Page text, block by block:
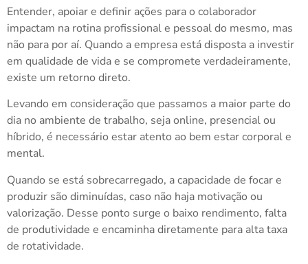
Entender, apoiar e definir ações para o colaborador
impactam na rotina profissional e pessoal do mesmo, mas
não para por aí. Quando a empresa está disposta a investir
em qualidade de vida e se compromete verdadeiramente,
existe um retorno direto.
Levando em consideração que passamos a maior parte do
dia no ambiente de trabalho, seja online, presencial ou
híbrido, é necessário estar atento ao bem estar corporal e
mental.
Quando se está sobrecarregado, a capacidade de focar e
produzir são diminuídas, caso não haja motivação ou
valorização. Desse ponto surge o baixo rendimento, falta
de produtividade e encaminha diretamente para alta taxa
de rotatividade.